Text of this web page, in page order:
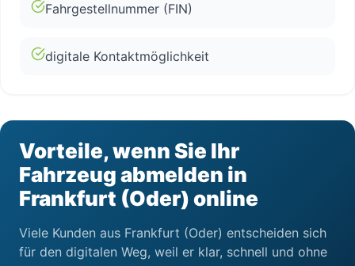
Fahrgestellnummer (FIN)
digitale Kontaktmöglichkeit
Vorteile, wenn Sie Ihr
Fahrzeug abmelden in
Frankfurt (Oder) online
Viele Kunden aus Frankfurt (Oder) entscheiden sich
für den digitalen Weg, weil er klar, schnell und ohne